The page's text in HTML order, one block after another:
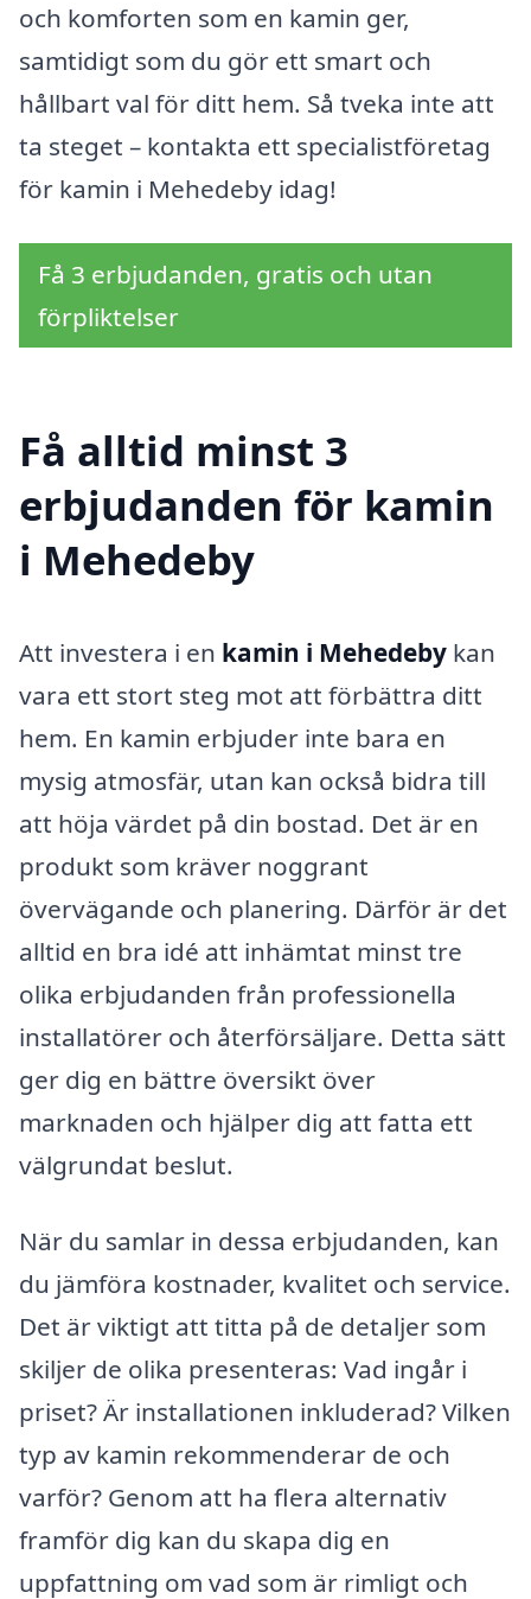
och komforten som en kamin ger,
samtidigt som du gör ett smart och
hållbart val för ditt hem. Så tveka inte att
ta steget – kontakta ett specialistföretag
för kamin i Mehedeby idag!
Få 3 erbjudanden, gratis och utan
förpliktelser
Få alltid minst 3
erbjudanden för kamin
i Mehedeby
Att investera i en kamin i Mehedeby kan
vara ett stort steg mot att förbättra ditt
hem. En kamin erbjuder inte bara en
mysig atmosfär, utan kan också bidra till
att höja värdet på din bostad. Det är en
produkt som kräver noggrant
övervägande och planering. Därför är det
alltid en bra idé att inhämtat minst tre
olika erbjudanden från professionella
installatörer och återförsäljare. Detta sätt
ger dig en bättre översikt över
marknaden och hjälper dig att fatta ett
välgrundat beslut.
När du samlar in dessa erbjudanden, kan
du jämföra kostnader, kvalitet och service.
Det är viktigt att titta på de detaljer som
skiljer de olika presenteras: Vad ingår i
priset? Är installationen inkluderad? Vilken
typ av kamin rekommenderar de och
varför? Genom att ha flera alternativ
framför dig kan du skapa dig en
uppfattning om vad som är rimligt och